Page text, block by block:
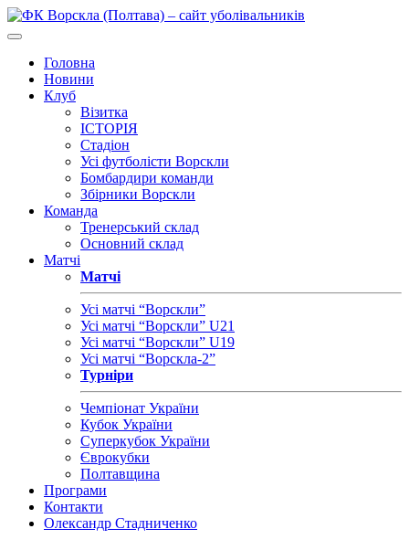
Головна
Новини
Клуб
Візитка
ІСТОРІЯ
Стадіон
Усі футболісти Ворскли
Бомбардири команди
Збірники Ворскли
Команда
Тренерський склад
Основний склад
Матчі
Матчі
Усі матчі “Ворскли”
Усі матчі “Ворскли” U21
Усі матчі “Ворскли” U19
Усі матчі “Ворскла-2”
Турніри
Чемпіонат України
Кубок України
Суперкубок України
Єврокубки
Полтавщина
Програми
Контакти
Олександр Стадниченко